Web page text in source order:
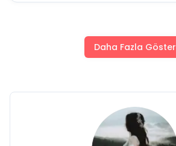
Daha Fazla Göster